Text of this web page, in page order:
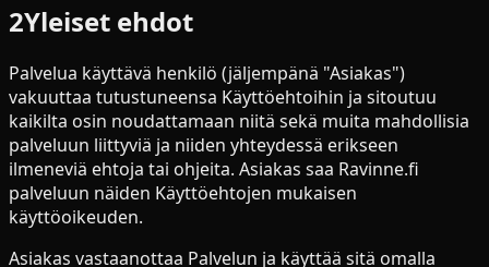
2Yleiset ehdot
Palvelua käyttävä henkilö (jäljempänä "Asiakas")
vakuuttaa tutustuneensa Käyttöehtoihin ja sitoutuu
kaikilta osin noudattamaan niitä sekä muita mahdollisia
palveluun liittyviä ja niiden yhteydessä erikseen
ilmeneviä ehtoja tai ohjeita. Asiakas saa Ravinne.fi
palveluun näiden Käyttöehtojen mukaisen
käyttöoikeuden.
Asiakas vastaanottaa Palvelun ja käyttää sitä omalla